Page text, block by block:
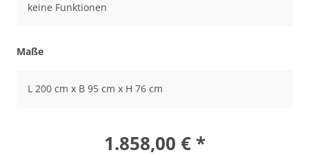
keine Funktionen
Maße
L 200 cm x B 95 cm x H 76 cm
1.858,00 € *